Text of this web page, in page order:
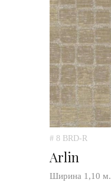
# 8 BRD-R
Arlin
Ширина 1,10 м.